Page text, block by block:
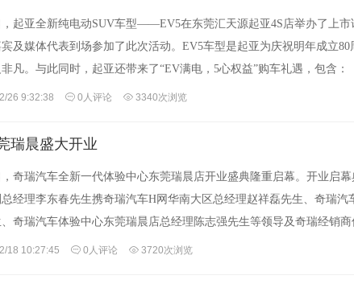
，起亚全新纯电动SUV车型——EV5在东莞汇天源起亚4S店举办了上市
及媒体代表到场参加了此次活动。EV5车型是起亚为庆祝明年成立
凡。与此同时，起亚还带来了“EV满电，5心权益”购车礼遇，包含
26 9:32:38 0人评论 3340次浏览
瑞晨盛大开业
，奇瑞汽车全新一代体验中心东莞瑞晨店开业盛典隆重启幕。开业启
经理李东春先生携奇瑞汽车H网华南大区总经理赵祥磊先生、奇瑞汽
奇瑞汽车体验中心东莞瑞晨店总经理陈志强先生等领导及奇瑞经销
18 10:27:45 0人评论 3720次浏览